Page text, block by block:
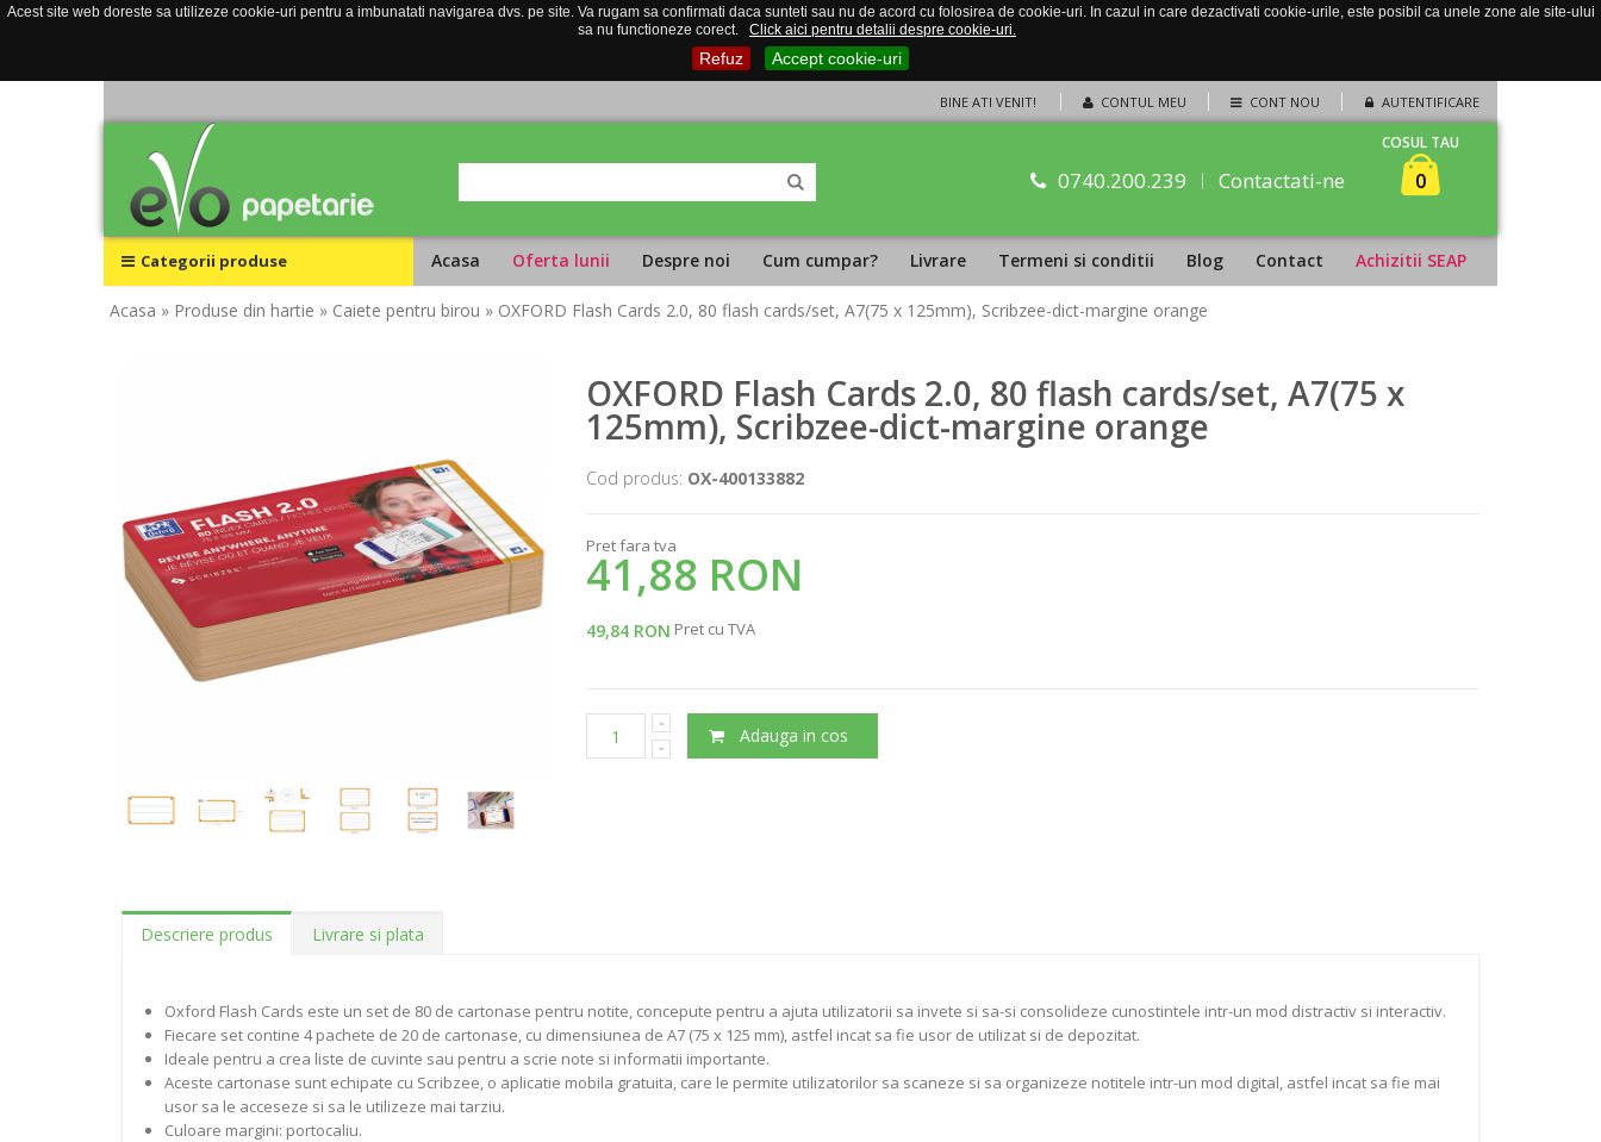
Acest site web doreste sa utilizeze cookie-uri pentru a imbunatati navigarea dvs. pe site. Va rugam sa confirmati daca sunteti sau nu de acord cu folosirea de cookie-uri. In cazul in care dezactivati cookie-urile, este posibil ca unele zone ale site-ului
sa nu functioneze corect.
Click aici pentru detalii despre cookie-uri.
Refuz Accept cookie-uri
CONTUL MEU CONT NOU AUTENTIFICARE
BINE ATI VENIT!
0740.200.239 Contactati-ne
COSUL TAU
0
Categorii produse Acasa Oferta lunii Despre noi Cum cumpar? Livrare Termeni si conditii Blog Contact Achizitii SEAP
Acasa » Produse din hartie » Caiete pentru birou » OXFORD Flash Cards 2.0, 80 flash cards/set, A7(75 x 125mm), Scribzee-dict-margine orange
OXFORD Flash Cards 2.0, 80 flash cards/set, A7(75 x
125mm), Scribzee-dict-margine orange
Cod produs: OX-400133882
Pret fara tva
41,88 RON
49,84 RON Pret cu TVA
Adauga in cos
Descriere produs Livrare si plata
Oxford Flash Cards este un set de 80 de cartonase pentru notite, concepute pentru a ajuta utilizatorii sa invete si sa-si consolideze cunostintele intr-un mod distractiv si interactiv.
Fiecare set contine 4 pachete de 20 de cartonase, cu dimensiunea de A7 (75 x 125 mm), astfel incat sa fie usor de utilizat si de depozitat.
Ideale pentru a crea liste de cuvinte sau pentru a scrie note si informatii importante.
Aceste cartonase sunt echipate cu Scribzee, o aplicatie mobila gratuita, care le permite utilizatorilor sa scaneze si sa organizeze notitele intr-un mod digital, astfel incat sa fie mai
usor sa le acceseze si sa le utilizeze mai tarziu.
Culoare margini: portocaliu.